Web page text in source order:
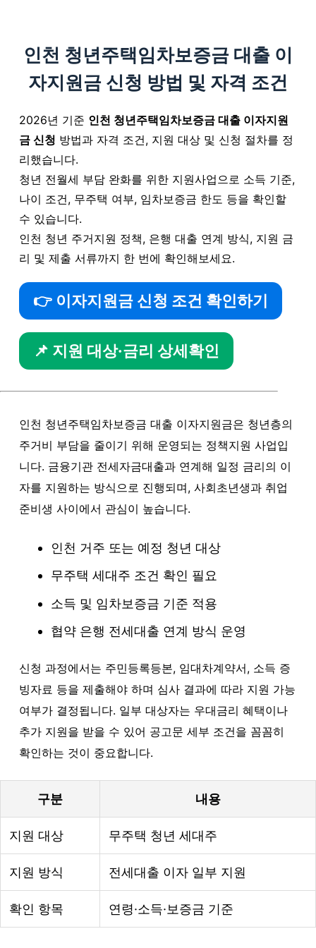
o
e
인천 청년주택임차보증금 대출 이
자지원금 신청 방법 및 자격 조건
2026년 기준 인천 청년주택임차보증금 대출 이자지원
금 신청 방법과 자격 조건, 지원 대상 및 신청 절차를 정
리했습니다.
청년 전월세 부담 완화를 위한 지원사업으로 소득 기준,
나이 조건, 무주택 여부, 임차보증금 한도 등을 확인할
수 있습니다.
인천 청년 주거지원 정책, 은행 대출 연계 방식, 지원 금
리 및 제출 서류까지 한 번에 확인해보세요.
👉 이자지원금 신청 조건 확인하기
📌 지원 대상·금리 상세확인
인천 청년주택임차보증금 대출 이자지원금은 청년층의
주거비 부담을 줄이기 위해 운영되는 정책지원 사업입
니다. 금융기관 전세자금대출과 연계해 일정 금리의 이
자를 지원하는 방식으로 진행되며, 사회초년생과 취업
준비생 사이에서 관심이 높습니다.
인천 거주 또는 예정 청년 대상
무주택 세대주 조건 확인 필요
소득 및 임차보증금 기준 적용
협약 은행 전세대출 연계 방식 운영
신청 과정에서는 주민등록등본, 임대차계약서, 소득 증
빙자료 등을 제출해야 하며 심사 결과에 따라 지원 가능
여부가 결정됩니다. 일부 대상자는 우대금리 혜택이나
추가 지원을 받을 수 있어 공고문 세부 조건을 꼼꼼히
확인하는 것이 중요합니다.
구분 내용
지원 대상 무주택 청년 세대주
지원 방식 전세대출 이자 일부 지원
확인 항목 연령·소득·보증금 기준